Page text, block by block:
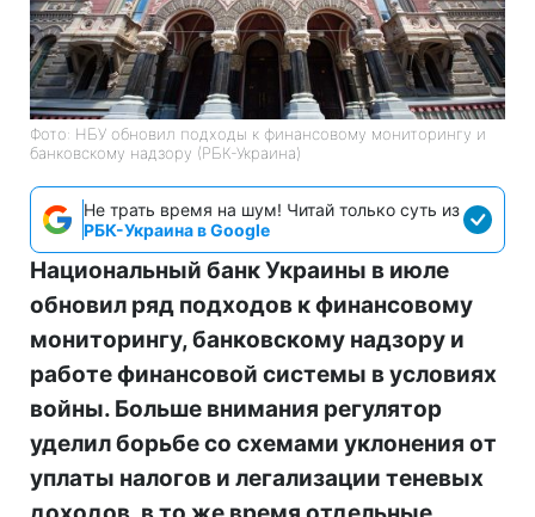
Фото: НБУ обновил подходы к финансовому мониторингу и
банковскому надзору (РБК-Украина)
Не трать время на шум! Читай только суть из
РБК-Украина в Google
Национальный банк Украины в июле
обновил ряд подходов к финансовому
мониторингу, банковскому надзору и
работе финансовой системы в условиях
войны. Больше внимания регулятор
уделил борьбе со схемами уклонения от
уплаты налогов и легализации теневых